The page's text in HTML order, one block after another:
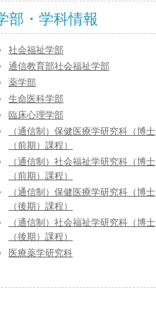
部・学科情報
社会福祉学部
通信教育部社会福祉学部
薬学部
生命医科学部
臨床心理学部
（通信制）保健医療学研究科（博士
（前期）課程）
（通信制）社会福祉学研究科（博士
（前期）課程）
（通信制）保健医療学研究科（博士
（後期）課程）
（通信制）社会福祉学研究科（博士
（後期）課程）
医療薬学研究科